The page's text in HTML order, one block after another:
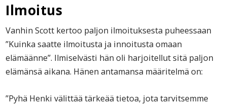
Ilmoitus
Vanhin Scott kertoo paljon ilmoituksesta puheessaan
”Kuinka saatte ilmoitusta ja innoitusta omaan
elämäänne”. Ilmiselvästi hän oli harjoitellut sitä paljon
elämänsä aikana. Hänen antamansa määritelmä on:
”Pyhä Henki välittää tärkeää tietoa, jota tarvitsemme